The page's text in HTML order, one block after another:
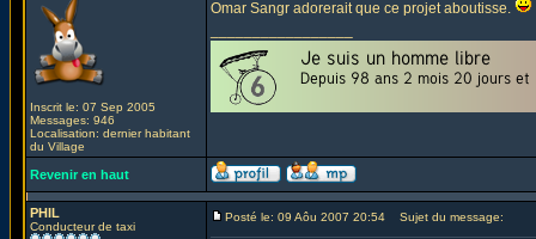
Inscrit le: 07 Sep 2005
Messages: 946
Localisation: dernier habitant
du Village
Omar Sangr adorerait que ce projet aboutisse.
Revenir en haut
PHIL
Conducteur de taxi
Posté le: 09 Aôu 2007 20:54 Sujet du message: